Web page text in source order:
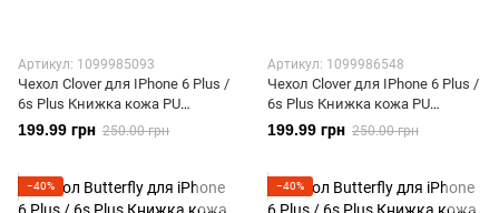
Артикул: 1099985093
Чехол Clover для IPhone 6 Plus /
6s Plus Книжка кожа PU
голубой
199.99 грн 250.00 грн
Артикул: 1099986548
Чехол Clover для IPhone 6 Plus /
6s Plus Книжка кожа PU
малиновый
199.99 грн 250.00 грн
−40% −40%